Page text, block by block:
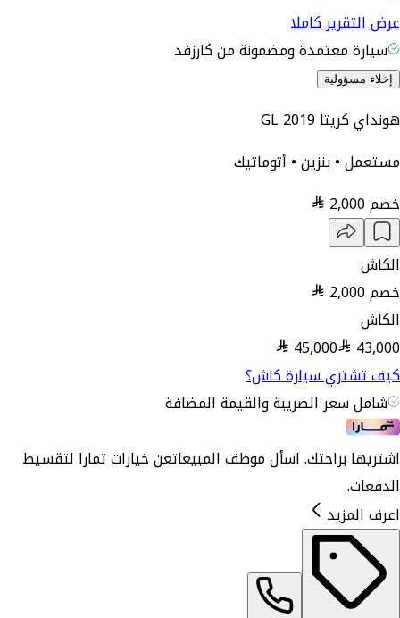
عرض التقرير كاملا
سيارة معتمدة ومضمونة من كارزفد
إخلاء مسؤولية
هونداي كريتا GL 2019
مستعمل • بنزين • أتوماتيك
خصم2,000
الكاش
خصم2,000
الكاش
43,000
45,000
كيف تشتري سيارة كاش؟
شامل سعر الضريبة والقيمة المضافة
اشتريها براحتك. اسأل موظف المبيعاتعن خيارات تمارا لتقسيط
الدفعات.
اعرف المزيد